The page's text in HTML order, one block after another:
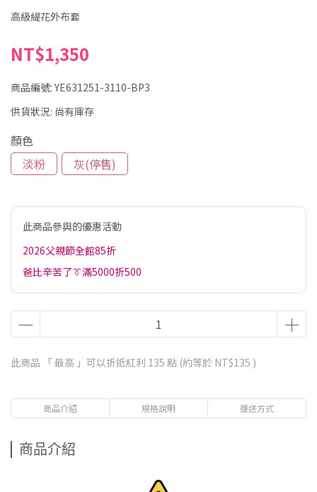
高級緹花外布套
NT$1,350
商品編號: YE631251-3110-BP3
供貨狀況: 尚有庫存
顏色
淡粉
灰(停售)
此商品參與的優惠活動
2026父親節全館85折
爸比辛苦了👔滿5000折500
此商品 「 最高 」可以折抵紅利 135 點 (約等於 NT$135 )
商品介紹 規格說明 運送方式
商品介紹